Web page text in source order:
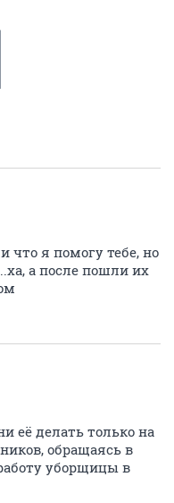
что я помогу тебе, но
а после пошли их
её делать только на
обращаясь в
уборщицы в